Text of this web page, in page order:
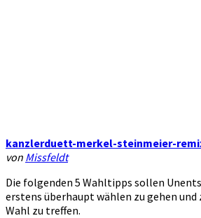
kanzlerduett-merkel-steinmeier-
von Missfeldt
Die folgenden 5 Wahltipps sollen
erstens überhaupt wählen zu gehen
Wahl zu treffen.